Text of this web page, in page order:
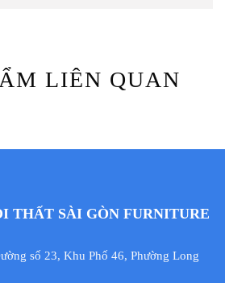
LIÊN QUAN
THẤT SÀI GÒN FURNITURE
số 23, Khu Phố 46, Phường Long